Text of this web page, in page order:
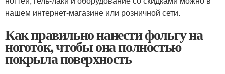
нашем интернет-магазине или розничной сети.
Как правильно нанести фольгу на
ноготок, чтобы она полностью
покрыла поверхность